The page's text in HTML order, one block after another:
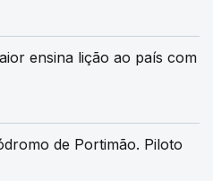
ensina lição ao país com
de Portimão. Piloto